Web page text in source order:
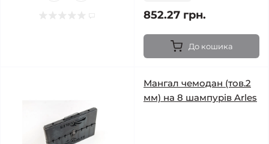
852.27 грн.
До кошика
Мангал чемодан (тов.2
мм) на 8 шампурів Arles